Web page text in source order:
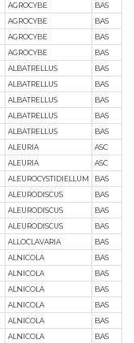
AGROCYBE
BAS
AGROCYBE
BAS
AGROCYBE
BAS
AGROCYBE
BAS
ALBATRELLUS
BAS
ALBATRELLUS
BAS
ALBATRELLUS
BAS
ALBATRELLUS
BAS
ALBATRELLUS
BAS
ALEURIA
ASC
ALEURIA
ASC
ALEUROCYSTIDIELLUM
BAS
ALEURODISCUS
BAS
ALEURODISCUS
BAS
ALEURODISCUS
BAS
ALLOCLAVARIA
BAS
ALNICOLA
BAS
ALNICOLA
BAS
ALNICOLA
BAS
ALNICOLA
BAS
ALNICOLA
BAS
ALNICOLA
BAS